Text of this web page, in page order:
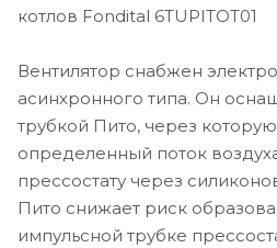
котлов Fondital 6TUPITOT01
Вентилятор снабжен
асинхронного типа. Он
трубкой Пито, через
определенный поток
прессостату через
Пито снижает риск
импульсной трубке